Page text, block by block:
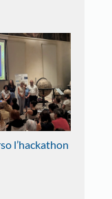
l’hackathon